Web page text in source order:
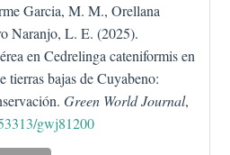
Garcia, M. M., Orellana
Naranjo, L. E. (2025).
en Cedrelinga cateniformis en
tierras bajas de Cuyabeno:
Green World Journal,
gwj81200